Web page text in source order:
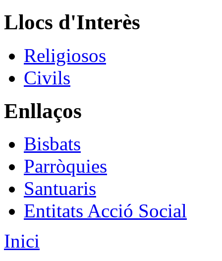
Llocs d'Interès
Religiosos
Civils
Enllaços
Bisbats
Parròquies
Santuaris
Entitats Acció Social
Inici